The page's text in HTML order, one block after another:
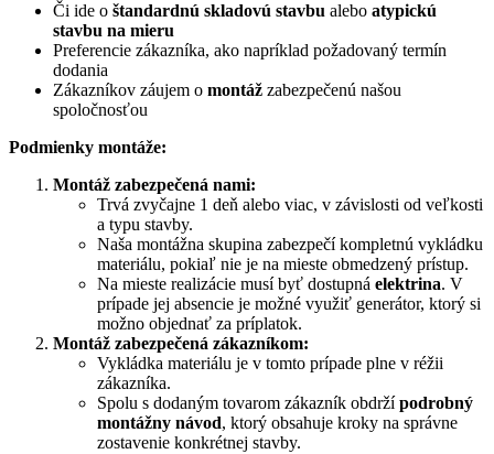
Či ide o štandardnú skladovú stavbu alebo atypickú
stavbu na mieru
Preferencie zákazníka, ako napríklad požadovaný termín
dodania
Zákazníkov záujem o montáž zabezpečenú našou
spoločnosťou
Podmienky montáže:
Montáž zabezpečená nami:
Trvá zvyčajne 1 deň alebo viac, v závislosti od veľkosti
a typu stavby.
Naša montážna skupina zabezpečí kompletnú vykládku
materiálu, pokiaľ nie je na mieste obmedzený prístup.
Na mieste realizácie musí byť dostupná elektrina. V
prípade jej absencie je možné využiť generátor, ktorý si
možno objednať za príplatok.
Montáž zabezpečená zákazníkom:
Vykládka materiálu je v tomto prípade plne v réžii
zákazníka.
Spolu s dodaným tovarom zákazník obdržípodrobný
montážny návod, ktorý obsahuje kroky na správne
zostavenie konkrétnej stavby.